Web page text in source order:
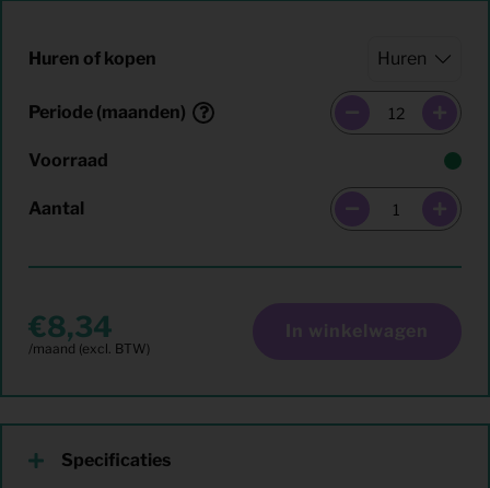
Huren of kopen
Periode (maanden)
Voorraad
Aantal
8,34 In winkelwagen
Specificaties